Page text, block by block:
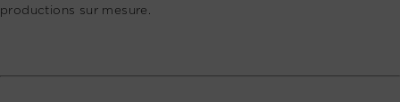
productions sur mesure.